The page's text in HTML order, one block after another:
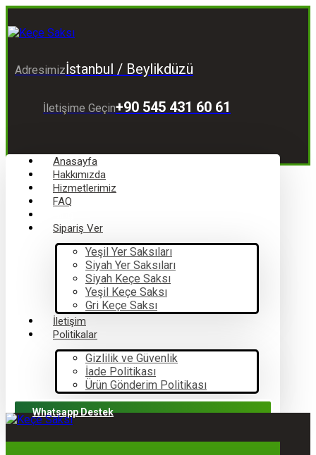
Adresimizİstanbul / Beylikdüzü
İletişime Geçin+90 545 431 60 61
Anasayfa
Hakkımızda
Hizmetlerimiz
FAQ
Sipariş Ver
Yeşil Yer Saksıları
Siyah Yer Saksıları
Siyah Keçe Saksı
Yeşil Keçe Saksı
Gri Keçe Saksı
İletişim
Politikalar
Gizlilik ve Güvenlik
İade Politikası
Ürün Gönderim Politikası
Whatsapp Destek